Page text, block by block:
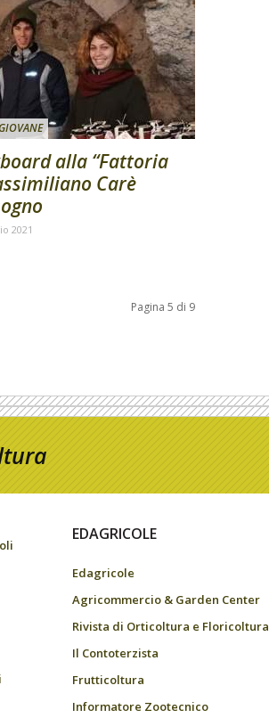
alla “Fattoria
Carè
2021
Pagina 5 di 9
EDAGRICOLE
Edagricole
Agricommercio & Garden Center
Rivista di Orticoltura e Floricoltura
Il Contoterzista
Frutticoltura
Informatore Zootecnico